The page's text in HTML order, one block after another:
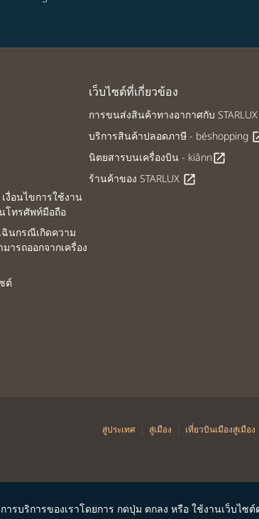
บริการของเราโดยการ กดปุ่ม ตกลง หรือ ใช้งานเว็บไซ
อนไขการใช้งาน
โทรศัพท์มือถือ
นกรณีเกิดความ
ารถออกจากเครื่อง
ต์
เว็บไซต์ที่เกี่ยวข้อง
การขนส่งสินค้าทางอากาศกับ STARLUX
บริการสินค้าปลอดภาษี - béshopping
นิตยสารบนเครื่องบิน - kiânnopen_in_new
ร้านค้าของ STARLUX open_in_new
สู่ประเทศ | สู่เมือง | เที่ยวบินเมืองสู่เมือง